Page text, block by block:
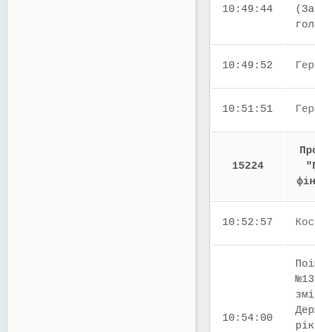
10:49:44
10:49:52
10:51:51
15224
10:52:57
10:54:00